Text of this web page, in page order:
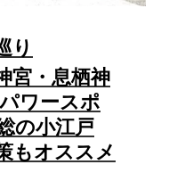
り
宮・息栖神
ワースポ
の小江戸
もオススメ